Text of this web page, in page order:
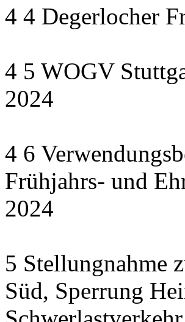
4 4 Degerlocher
4 5 WOGV
2024
4 6
Frühjahrs- und
2024
5 Stellungnahme
Süd, Sperrung